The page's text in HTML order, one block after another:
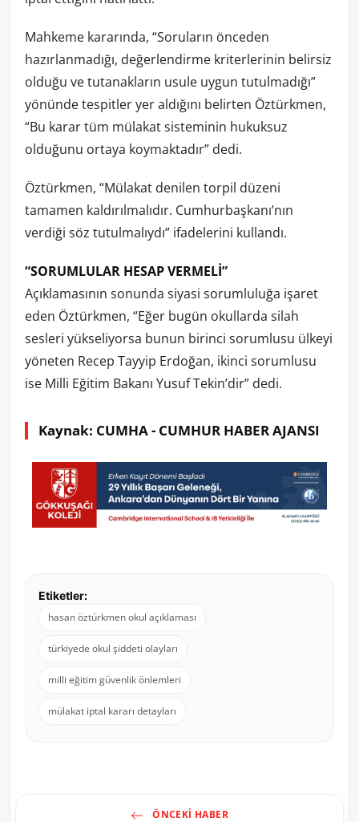
Mahkeme kararında, “Soruların önceden
hazırlanmadığı, değerlendirme kriterlerinin belirsiz
olduğu ve tutanakların usule uygun tutulmadığı”
yönünde tespitler yer aldığını belirten Öztürkmen,
“Bu karar tüm mülakat sisteminin hukuksuz
olduğunu ortaya koymaktadır” dedi.
Öztürkmen, “Mülakat denilen torpil düzeni
tamamen kaldırılmalıdır. Cumhurbaşkanı’nın
verdiği söz tutulmalıydı” ifadelerini kullandı.
“SORUMLULAR HESAP VERMELİ”
Açıklamasının sonunda siyasi sorumluluğa işaret
eden Öztürkmen, “Eğer bugün okullarda silah
sesleri yükseliyorsa bunun birinci sorumlusu ülkeyi
yöneten Recep Tayyip Erdoğan, ikinci sorumlusu
ise Milli Eğitim Bakanı Yusuf Tekin’dir” dedi.
Kaynak: CUMHA - CUMHUR HABER AJANSI
Etiketler:
hasan öztürkmen okul açıklaması
türkiyede okul şiddeti olayları
milli eğitim güvenlik önlemleri
mülakat iptal kararı detayları
ÖNCEKI HABER